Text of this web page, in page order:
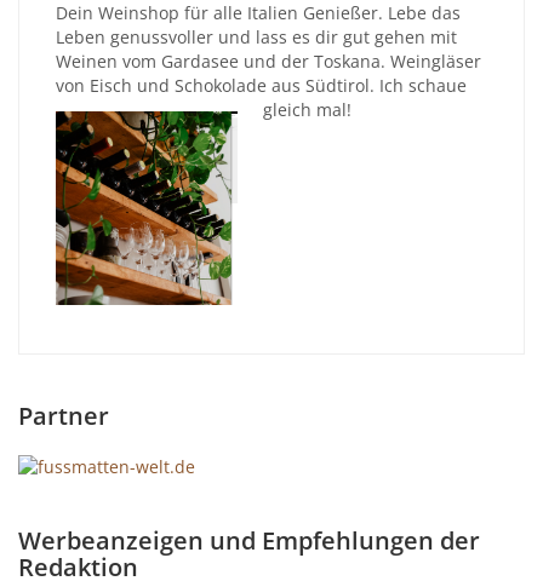
Dein Weinshop für alle Italien Genießer. Lebe das
Leben genussvoller und lass es dir gut gehen mit
Weinen vom Gardasee und der Toskana. Weingläser
von Eisch und Schokolade aus Südtirol. Ich schaue
gleich mal!
Partner
Werbeanzeigen und Empfehlungen der
Redaktion